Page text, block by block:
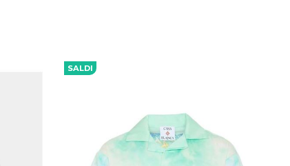
SALDI